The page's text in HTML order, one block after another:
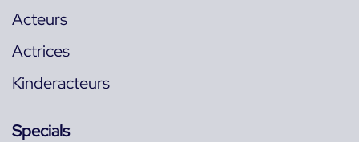
Acteurs
Actrices
Kinderacteurs
Specials